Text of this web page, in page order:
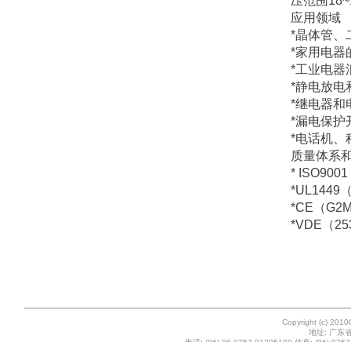
应用领域
*晶体管、
*家用电器
*工业电器
*静电放电
*继电器和
*漏电保护
*电话机、
质量体系
*
*UL1449
*CE（
*VDE（
Copyright (c)
地址: 广东